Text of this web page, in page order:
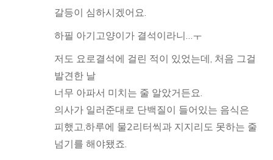
갈등이 심하시겠어요.
하필 아기고양이가 결석이라니…ㅜ
저도 요로결석에 걸린 적이 있었는데, 처음 그걸
발견한 날
너무 아파서 미치는 줄 알았거든요.
의사가 일러준대로 단백질이 들어있는 음식은
피했고,하루에 물2리터씩과 지지리도 못하는 줄
넘기를 해야됐죠.